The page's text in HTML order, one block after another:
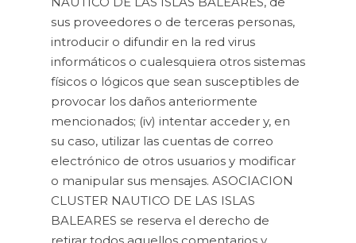
sus proveedores o de terceras personas,
introducir o difundir en la red virus
informáticos o cualesquiera otros sistemas
físicos o lógicos que sean susceptibles de
provocar los daños anteriormente
mencionados; (iv) intentar acceder y, en
su caso, utilizar las cuentas de correo
electrónico de otros usuarios y modificar
o manipular sus mensajes. ASOCIACION
CLUSTER NAUTICO DE LAS ISLAS
BALEARES se reserva el derecho de
retirar todos aquellos comentarios y